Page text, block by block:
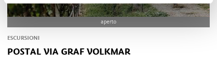
aperto
ESCURSIONI
POSTAL VIA GRAF VOLKMAR